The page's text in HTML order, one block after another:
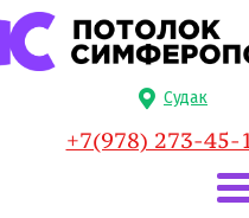
Судак
+7(978) 273-45-